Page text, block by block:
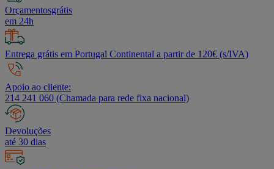
Orçamentosgrátis
em 24h
Entrega grátis em Portugal Continental a partir de 120€ (s/IVA)
Apoio ao cliente:
214 241 060 (Chamada para rede fixa nacional)
Devoluções
até 30 dias